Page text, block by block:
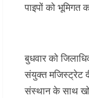
पाइपों को भूमिगत
बुधवार को
संयुक्त मजिस्ट्रेट
संस्थान के साथ